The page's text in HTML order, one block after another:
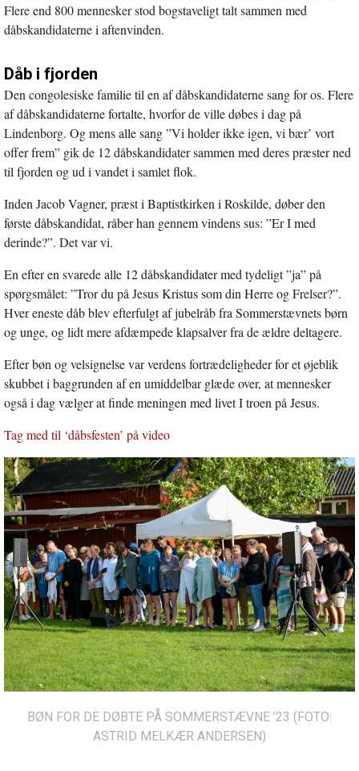
Flere end 800 mennesker stod bogstaveligt talt sammen med
dåbskandidaterne i aftenvinden.
Dåb i fjorden
Den congolesiske familie til en af dåbskandidaterne sang for os. Flere
af dåbskandidaterne fortalte, hvorfor de ville døbes i dag på
Lindenborg. Og mens alle sang ”Vi holder ikke igen, vi bær’ vort
offer frem” gik de 12 dåbskandidater sammen med deres præster ned
til fjorden og ud i vandet i samlet flok.
Inden Jacob Vagner, præst i Baptistkirken i Roskilde, døber den
første dåbskandidat, råber han gennem vindens sus: ”Er I med
derinde?”. Det var vi.
En efter en svarede alle 12 dåbskandidater med tydeligt ”ja” på
spørgsmålet: ”Tror du på Jesus Kristus som din Herre og Frelser?”.
Hver eneste dåb blev efterfulgt af jubelråb fra Sommerstævnets børn
og unge, og lidt mere afdæmpede klapsalver fra de ældre deltagere.
Efter bøn og velsignelse var verdens fortrædeligheder for et øjeblik
skubbet i baggrunden af en umiddelbar glæde over, at mennesker
også i dag vælger at finde meningen med livet I troen på Jesus.
Tag med til ‘dåbsfesten’ på video
BØN FOR DE DØBTE PÅ SOMMERSTÆVNE ’23 (FOTO:
ASTRID MELKÆR ANDERSEN)